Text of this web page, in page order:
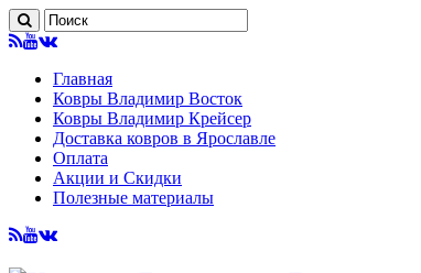
Главная
Ковры Владимир Восток
Ковры Владимир Крейсер
Доставка ковров в Ярославле
Оплата
Акции и Скидки
Полезные материалы